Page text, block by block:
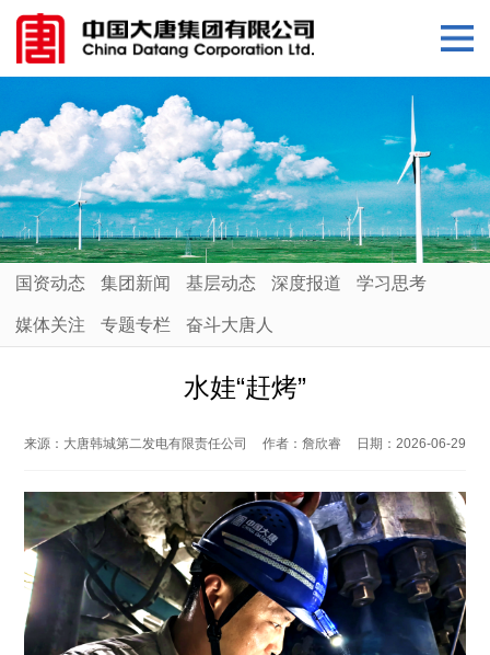
国资动态 集团新闻 基层动态 深度报道 学习思考
媒体关注 专题专栏 奋斗大唐人
水娃“赶烤”
来源： 大唐韩城第二发电有限责任公司 作者： 詹欣睿 日期： 2026-06-29